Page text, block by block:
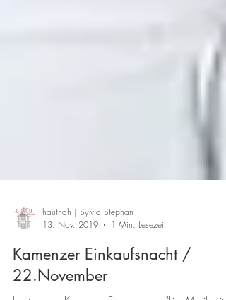
hautnah | Sylvia Stephan
13. Nov. 2019
1 Min. Lesezeit